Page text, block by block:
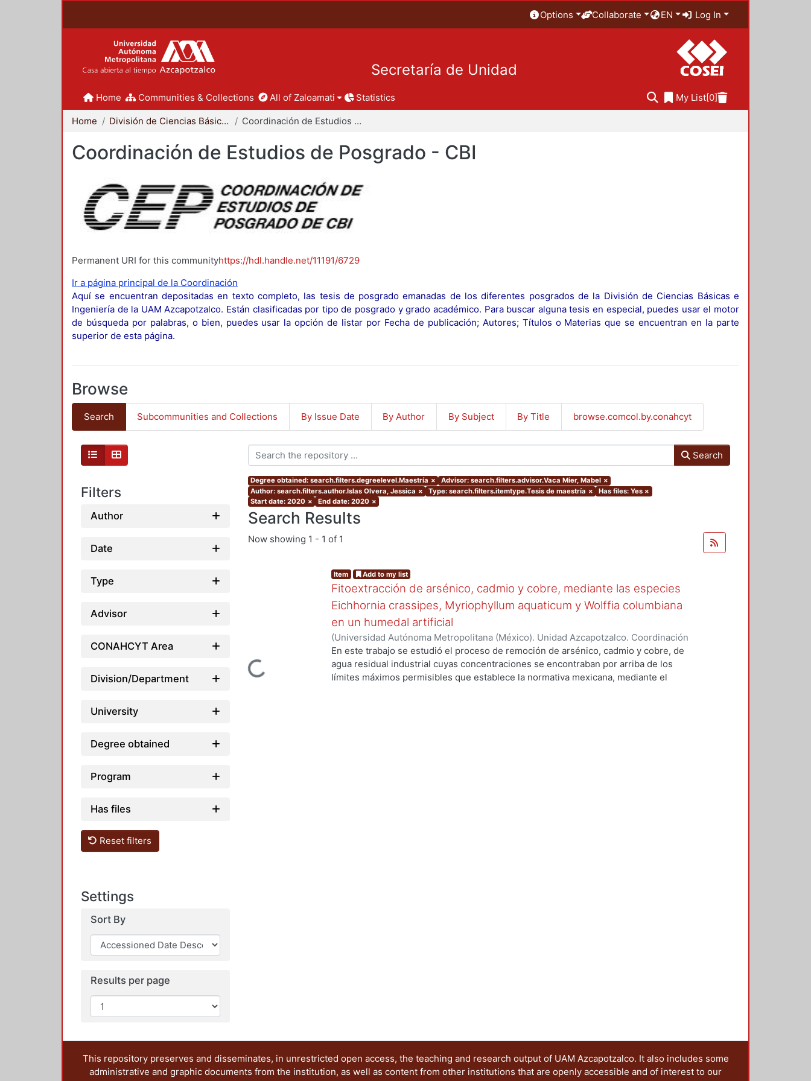
Options Collaborate EN Log In
Secretaría de Unidad
Home Communities & Collections All of Zaloamati Statistics My List[0]
Home División de Ciencias Básicas e Ingeniería Coordinación de Estudios de Posgrado - CBI
Coordinación de Estudios de Posgrado - CBI
Permanent URI for this communityhttps://hdl.handle.net/11191/6729
Ir a página principal de la Coordinación
Aquí se encuentran depositadas en texto completo, las tesis de posgrado emanadas de los diferentes posgrados de la División de Ciencias Básicas e
Ingeniería de la UAM Azcapotzalco. Están clasificadas por tipo de posgrado y grado académico. Para buscar alguna tesis en especial, puedes usar el motor
de búsqueda por palabras, o bien, puedes usar la opción de listar por Fecha de publicación; Autores; Títulos o Materias que se encuentran en la parte
superior de esta página.
Browse
Search Subcommunities and Collections By Issue Date By Author By Subject By Title browse.comcol.by.conahcyt
Filters
Author
Date
Type
Advisor
CONAHCYT Area
Division/Department
University
Degree obtained
Program
Has files
Reset filters
Settings
Sort By
Results per page
Search
Degree obtained: search.filters.degreelevel.Maestría × Advisor: search.filters.advisor.Vaca Mier, Mabel ×
Author: search.filters.author.Islas Olvera, Jessica × Type: search.filters.itemtype.Tesis de maestría × Has files: Yes ×
Start date: 2020 × End date: 2020 ×
Search Results
Now showing 1 - 1 of 1
Loading...
Item Add to my list
Fitoextracción de arsénico, cadmio y cobre, mediante las especies
Eichhornia crassipes, Myriophyllum aquaticum y Wolffia columbiana
en un humedal artificial
(Universidad Autónoma Metropolitana (México). Unidad Azcapotzalco. Coordinación
de Servicios de Información. ,2020-01)Islas Olvera, Jessica
En este trabajo se estudió el proceso de remoción de arsénico, cadmio y cobre, de
agua residual industrial cuyas concentraciones se encontraban por arriba de los
límites máximos permisibles que establece la normativa mexicana, mediante el
This repository preserves and disseminates, in unrestricted open access, the teaching and research output of UAM Azcapotzalco. It also includes some
administrative and graphic documents from the institution, as well as content from other institutions that are openly accessible and of interest to our